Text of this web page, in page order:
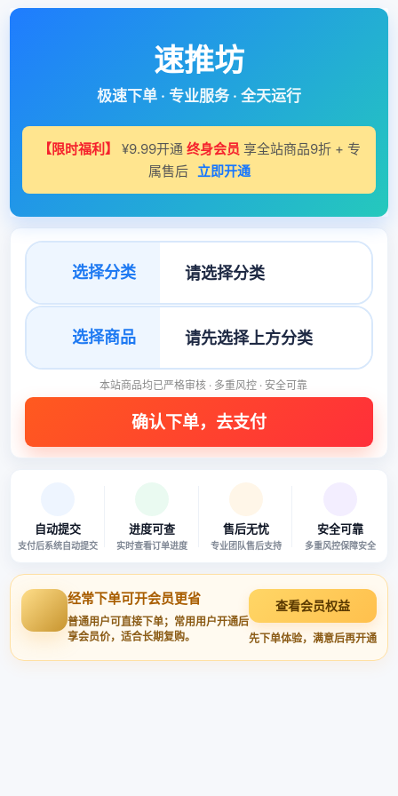
速推坊
极速下单 · 专业服务 · 全天运行
【限时福利】 ¥9.99开通 终身会员 享全站商品9折 + 专
属售后 立即开通
选择分类
选择商品
本站商品均已严格审核 · 多重风控 · 安全可靠
自动提交
支付后系统自动提交
进度可查
实时查看订单进度
售后无忧
专业团队售后支持
安全可靠
多重风控保障安全
经常下单可开会员更省
普通用户可直接下单；常用用户开通后
享会员价，适合长期复购。
查看会员权益
先下单体验，满意后再开通